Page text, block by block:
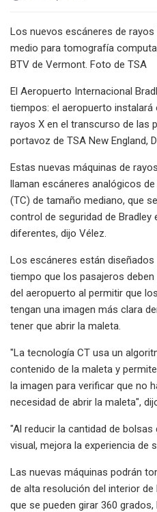
Los nuevos escáneres de
medio para tomografía
BTV de Vermont. Foto de TSA
El Aeropuerto Internacional
tiempos: el aeropuerto instalará
rayos X en el transcurso de las
portavoz de TSA New England,
Estas nuevas máquinas de
llaman escáneres analógicos
(TC) de tamaño mediano, que
control de seguridad de Bradley
diferentes, dijo Vélez.
Los escáneres están
tiempo que los pasajeros
del aeropuerto al permitir que
tengan una imagen más clara
tener que abrir la maleta.
"La tecnología CT usa un
contenido de la maleta y
la imagen para verificar que no
necesidad de abrir la maleta",
"Al reducir la cantidad de
visual, mejora la experiencia de
Las nuevas máquinas podrán
de alta resolución del interior
que se pueden girar 360